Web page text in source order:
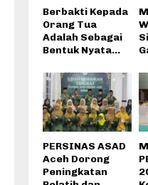
Berbakti Kepada
Orang Tua
Adalah Sebagai
Bentuk Nyata...
PERSINAS ASAD
Aceh Dorong
Peningkatan